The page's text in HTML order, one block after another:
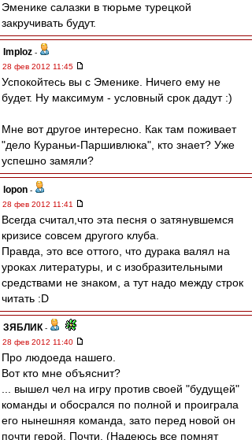
Эменике салазки в тюрьме турецкой
закручивать будут.
Imploz -
28 фев 2012 11:45
Успокойтесь вы с Эменике. Ничего ему не
будет. Ну максимум - условный срок дадут :)
Мне вот другое интересно. Как там поживает
"дело Кураньи-Паршивлюка", кто знает? Уже
успешно замяли?
lopon -
28 фев 2012 11:41
Всегда считал,что эта песня о затянувшемся
кризисе совсем другого клуба.
Правда, это все оттого, что дурака валял на
уроках литературы, и с изобразительными
средствами не знаком, а тут надо между строк
читать :D
ЗЯБЛИК -
28 фев 2012 11:40
Про людоеда нашего.
Вот кто мне объяснит?
... вышел чел на игру против своей "будущей"
команды и обосрался по полной и проиграла
его нынешняя команда, зато перед новой он
почти герой. Почти. (Надеюсь все помнят